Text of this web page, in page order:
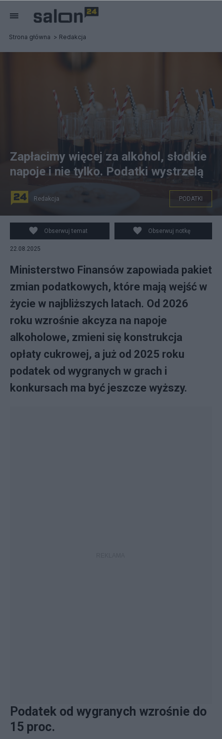
Strona główna Redakcja
Zapłacimy więcej za alkohol, słodkie
napoje i nie tylko. Podatki wystrzelą
Redakcja PODATKI
Obserwuj temat Obserwuj notkę
22.08.2025
Ministerstwo Finansów zapowiada pakiet
zmian podatkowych, które mają wejść w
życie w najbliższych latach. Od 2026
roku wzrośnie akcyza na napoje
alkoholowe, zmieni się konstrukcja
opłaty cukrowej, a już od 2025 roku
podatek od wygranych w grach i
konkursach ma być jeszcze wyższy.
Podatek od wygranych wzrośnie do
15 proc.